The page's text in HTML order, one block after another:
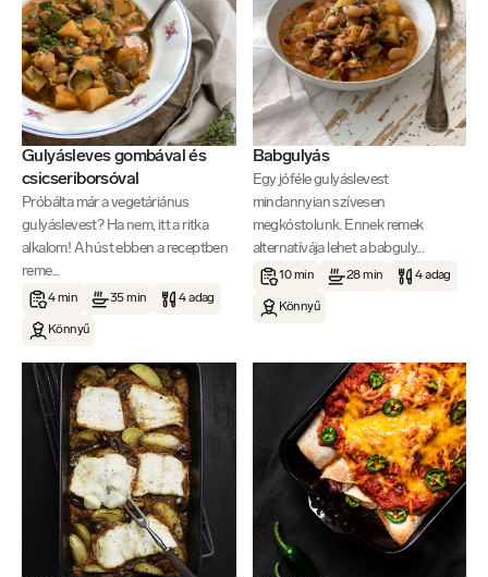
Gulyásleves gombával és
csicseriborsóval
Próbálta már a vegetáriánus
gulyáslevest? Ha nem, itt a ritka
alkalom! A húst ebben a receptben
reme...
4 min 35 min 4 adag
Könnyű
Babgulyás
Egy jóféle gulyáslevest
mindannyian szívesen
megkóstolunk. Ennek remek
alternatívája lehet a babguly...
10 min 28 min 4 adag
Könnyű